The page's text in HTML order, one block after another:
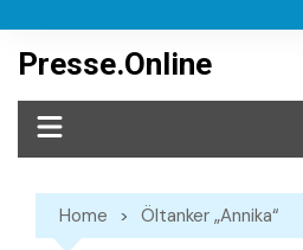
content
Presse.Online
Home Öltanker „Annika“